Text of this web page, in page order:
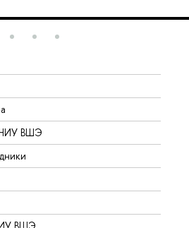
НИУ ВШЭ